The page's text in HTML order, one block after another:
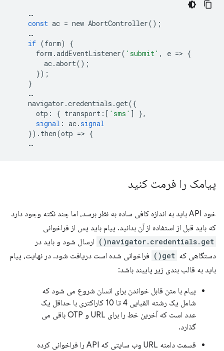
…
const ac = new AbortController();
…
if (form)
{
form .addEventListener( 'submit' , e => {
ac.abort();
});
}
…
navigator .credentials .get({
otp : { transport :[ 'sms' ]
},
signal : ac.signal
}) . then(otp => {
…
پیامک را فرمت کنید
خود API باید به اندازه کافی ساده به نظر برسد، اما چند نکته وجود دارد
که باید قبل از استفاده از آن بدانید. پیام باید پس از فراخوانی
navigator.credentials.get()
ارسال شود و باید در
دستگاهی که get()
فراخوانی شده است دریافت شود. در نهایت، پیام
باید به قالب بندی زیر پایبند باشد:
پیام با متن قابل خواندن برای انسان شروع می شود که
شامل یک رشته الفبایی 4 تا 10 کاراکتری با حداقل یک
عدد است که آخرین خط را برای URL و OTP باقی می
گذارد.
قسمت دامنه URL وب سایتی که API را فراخوانی کرده